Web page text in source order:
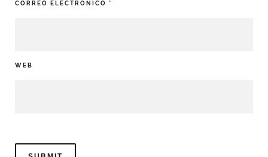
CORREO ELECTRÓNICO *
WEB